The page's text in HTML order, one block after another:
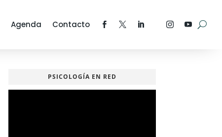
Agenda Contacto
PSICOLOGÍA EN RED